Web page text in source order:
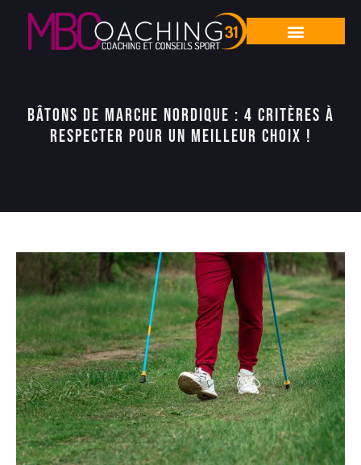
Bâtons de marche nordique : 4 critères à
respecter pour un meilleur choix !